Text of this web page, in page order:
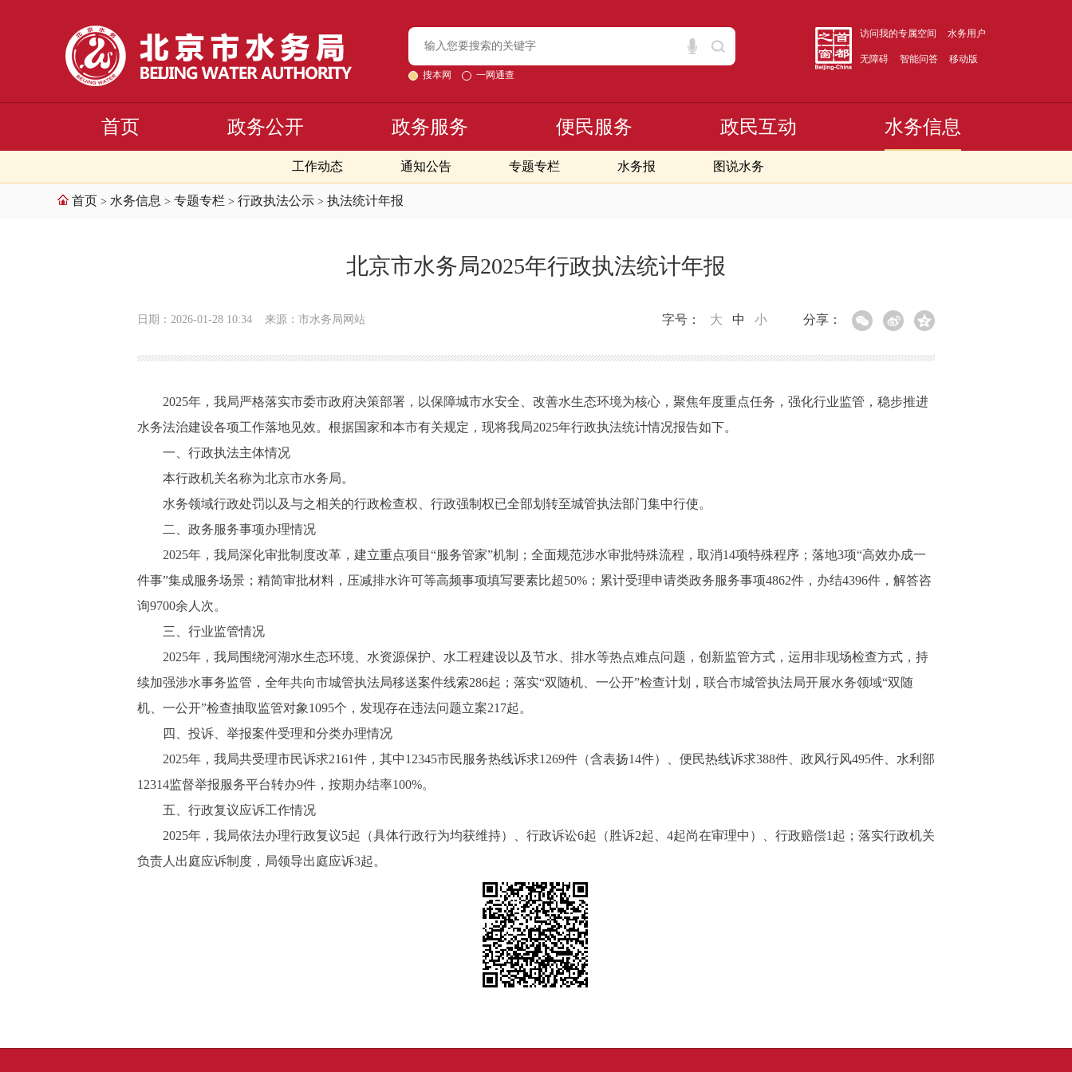
搜本网 一网通查
访问我的专属空间 水务用户
无障碍 智能问答 移动版
首页 政务公开 政务服务 便民服务 政民互动 水务信息
工作动态 通知公告 专题专栏 水务报 图说水务
首页 > 水务信息 > 专题专栏 > 行政执法公示 > 执法统计年报
北京市水务局2025年行政执法统计年报
日期：2026-01-28 10:34 来源：市水务局网站 分享：
字号： 大 中 小
2025年，我局严格落实市委市政府决策部署，以保障城市水安全、改善水生态环境为核心，聚焦年度重点任务，强化行业监管，稳步推进
水务法治建设各项工作落地见效。根据国家和本市有关规定，现将我局2025年行政执法统计情况报告如下。
一、行政执法主体情况
本行政机关名称为北京市水务局。
水务领域行政处罚以及与之相关的行政检查权、行政强制权已全部划转至城管执法部门集中行使。
二、政务服务事项办理情况
2025年，我局深化审批制度改革，建立重点项目“服务管家”机制；全面规范涉水审批特殊流程，取消14项特殊程序；落地3项“高效办成一
件事”集成服务场景；精简审批材料，压减排水许可等高频事项填写要素比超50%；累计受理申请类政务服务事项4862件，办结4396件，解答咨
询9700余人次。
三、行业监管情况
2025年，我局围绕河湖水生态环境、水资源保护、水工程建设以及节水、排水等热点难点问题，创新监管方式，运用非现场检查方式，持
续加强涉水事务监管，全年共向市城管执法局移送案件线索286起；落实“双随机、一公开”检查计划，联合市城管执法局开展水务领域“双随
机、一公开”检查抽取监管对象1095个，发现存在违法问题立案217起。
四、投诉、举报案件受理和分类办理情况
2025年，我局共受理市民诉求2161件，其中12345市民服务热线诉求1269件（含表扬14件）、便民热线诉求388件、政风行风495件、水利部
12314监督举报服务平台转办9件，按期办结率100%。
五、行政复议应诉工作情况
2025年，我局依法办理行政复议5起（具体行政行为均获维持）、行政诉讼6起（胜诉2起、4起尚在审理中）、行政赔偿1起；落实行政机关
负责人出庭应诉制度，局领导出庭应诉3起。